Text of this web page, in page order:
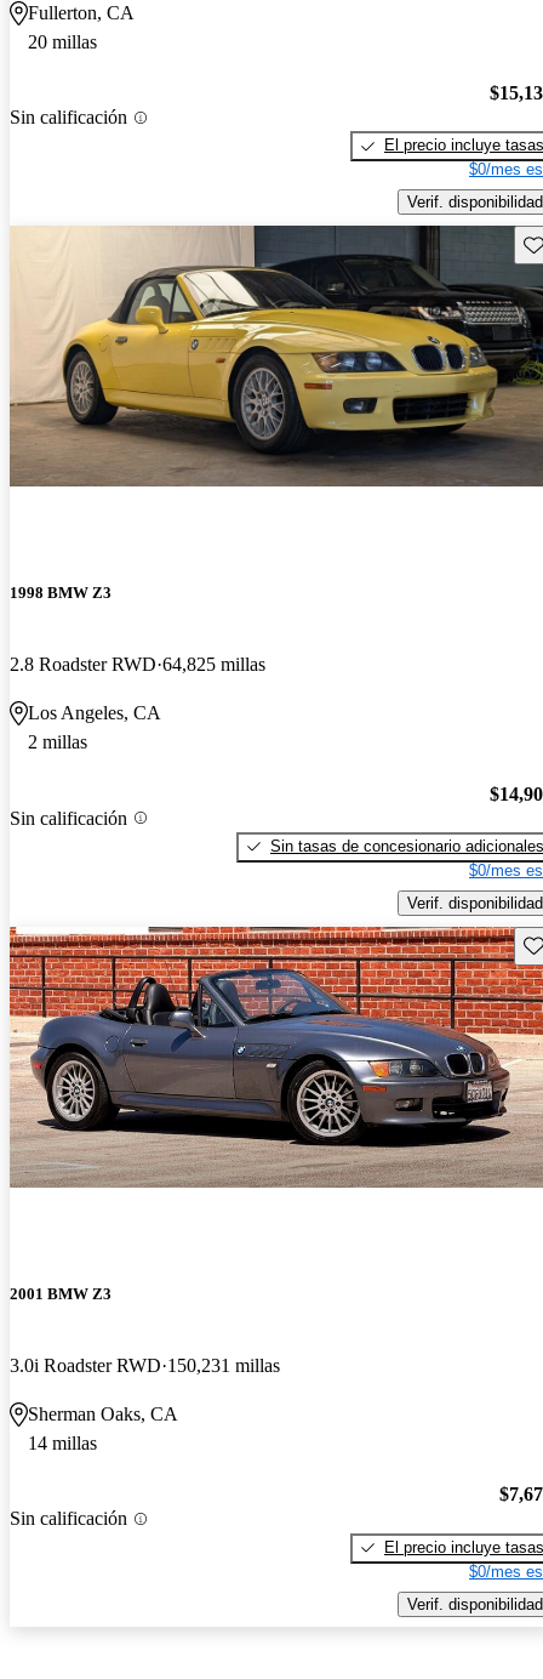
Fullerton, CA
20 millas
Sin calificación
El precio incluye tasas
$0/mes
Verif. disponibilidad
1998 BMW Z3
2.8 Roadster RWD 64,825 millas
Los Angeles, CA
2 millas
Sin calificación
Sin tasas de concesionario adicionales
$0/mes
Verif. disponibilidad
2001 BMW Z3
3.0i Roadster RWD 150,231 millas
Sherman Oaks, CA
14 millas
Sin calificación
El precio incluye tasas
$0/mes
Verif. disponibilidad